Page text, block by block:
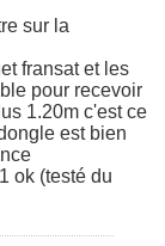
sur la
fransat et les
pour recevoir
1.20m c'est ce
est bien
ok (testé du